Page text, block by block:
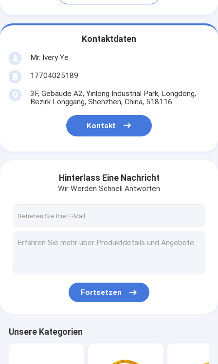
Kontaktdaten
Mr. Ivery Ye
17704025189
3F, Gebäude A2, Yinlong Industrial Park, Longdong,
Bezirk Longgang, Shenzhen, China, 518116
Kontakt
Hinterlass Eine Nachricht
Wir Werden Schnell Antworten
Fortsetzen
Unsere Kategorien